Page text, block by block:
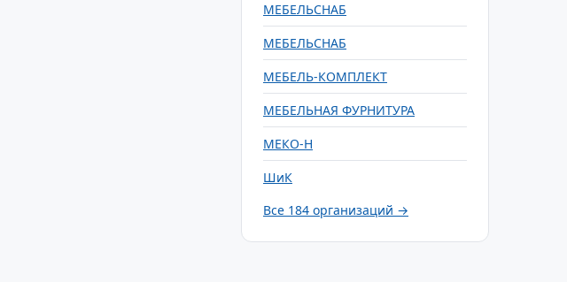
МЕБЕЛЬСНАБ
МЕБЕЛЬСНАБ
МЕБЕЛЬ-КОМПЛЕКТ
МЕБЕЛЬНАЯ ФУРНИТУРА
МЕКО-Н
ШиК
Все 184 организаций →